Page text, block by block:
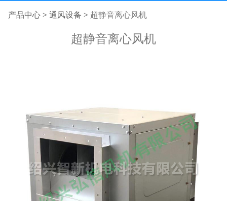
超静音离心风机
产品中心> 通风设备 > 超静音离心风机
超静音离心风机